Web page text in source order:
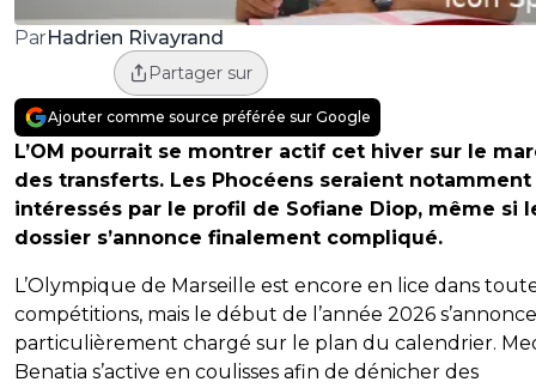
ParHadrien Rivayrand
Partager sur
Ajouter comme source préférée sur Google
L’OM pourrait se montrer actif cet hiver sur le
des transferts. Les Phocéens seraient notamment
intéressés par le profil de Sofiane Diop, même si
dossier s’annonce finalement compliqué.
L’Olympique de Marseille est encore en lice dans
compétitions, mais le début de l’année 2026 s’annonce
particulièrement chargé sur le plan du calendrier.
Benatia s’active en coulisses afin de dénicher des